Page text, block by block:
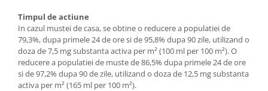
Timpul de actiune
In cazul mustei de casa, se obtine o reducere a populatiei de
79,3%, dupa primele 24 de ore si de 95,8% dupa 90 zile, utilizand o
doza de 7,5 mg substanta activa per m² (100 ml per 100 m²). O
reducere a populatiei de muste de 86,5% dupa primele 24 de ore
si de 97,2% dupa 90 de zile, utilizand o doza de 12,5 mg substanta
activa per m² (165 ml per 100 m²).